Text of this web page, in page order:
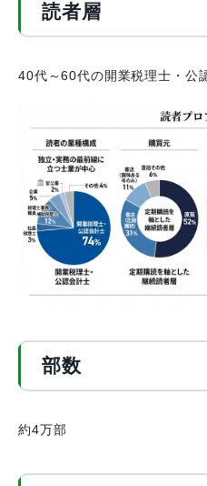
読者層
40代～60代の開業税理士・公
部数
約4万部